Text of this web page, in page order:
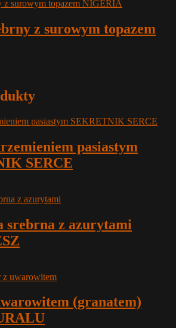
z surowym topazem
pasiastym
SERCE
srebrna z azurytami
(granatem)